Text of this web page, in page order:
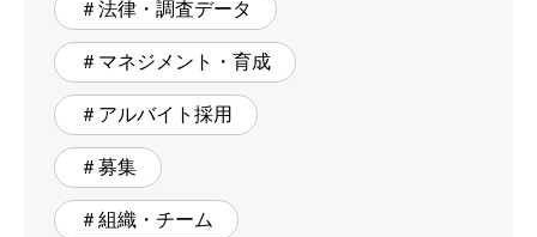
＃法律・調査データ
＃マネジメント・育成
＃アルバイト採用
＃募集
＃組織・チーム